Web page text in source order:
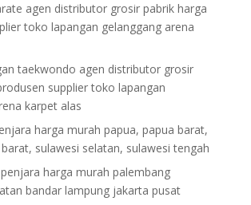
agen distributor grosir pabrik harga
toko lapangan gelanggang arena
taekwondo agen distributor grosir
supplier toko lapangan
karpet alas
harga murah papua, papua barat,
sulawesi selatan, sulawesi tengah
harga murah palembang
bandar lampung jakarta pusat